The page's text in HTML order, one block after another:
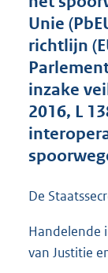
Unie
richtlijn
inzake
2016, L
De
Handelende
van Justitie